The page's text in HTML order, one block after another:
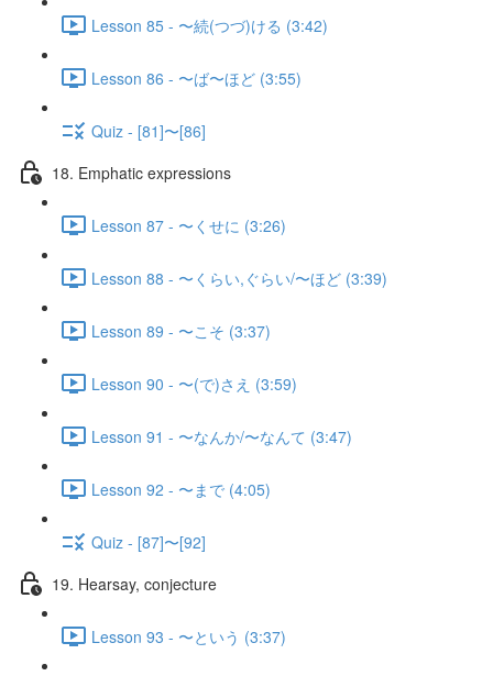
Lesson 85 - 〜続(つづ)ける (3:42)
Lesson 86 - 〜ば〜ほど (3:55)
Quiz - [81]〜[86]
18. Emphatic expressions
Lesson 87 - 〜くせに (3:26)
Lesson 88 - 〜くらい,ぐらい/〜ほど (3:39)
Lesson 89 - 〜こそ (3:37)
Lesson 90 - 〜(で)さえ (3:59)
Lesson 91 - 〜なんか/〜なんて (3:47)
Lesson 92 - 〜まで (4:05)
Quiz - [87]〜[92]
19. Hearsay, conjecture
Lesson 93 - 〜という (3:37)